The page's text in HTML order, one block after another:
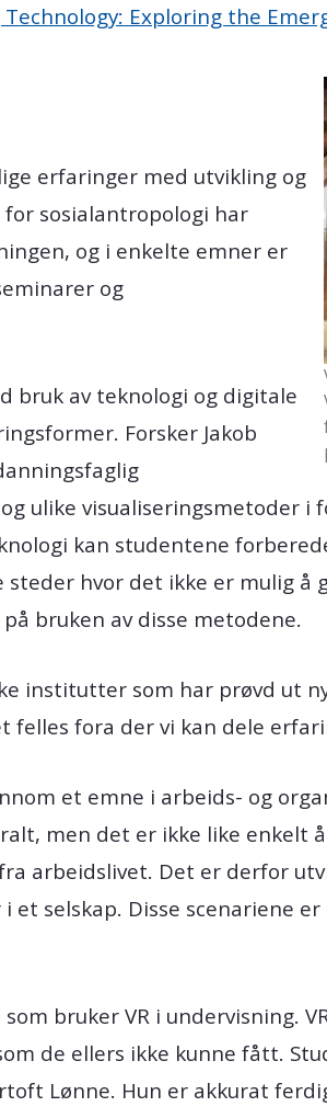
Exploring the
erfaringer med utvikling og
sosialantropologi har
og i enkelte emner er
og
bruk av teknologi og digitale
Forsker Jakob
ulike visualiseringsmetoder i
kan studentene
hvor det ikke er mulig å
bruken av disse metodene.
institutter som har prøvd ut
felles fora der vi kan dele
et emne i arbeids- og
men det er ikke like enkelt
arbeidslivet. Det er derfor
selskap. Disse scenariene
bruker VR i undervisning.
de ellers ikke kunne fått.
Lønne. Hun er akkurat